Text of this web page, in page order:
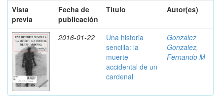
Vista
previa
Fecha de
publicación
Título Autor(es)
2016-01-22
Una historia
sencilla: la
muerte
accidental de un
cardenal
Gonzalez
Gonzalez,
Fernando M